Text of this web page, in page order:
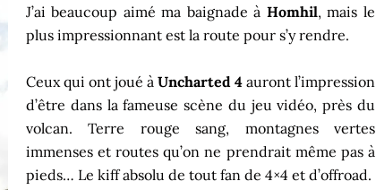
J’ai beaucoup aimé ma baignade à Homhil, mais le
plus impressionnant est la route pour s’y rendre.
Ceux qui ont joué à Uncharted 4auront l’impression
d’être dans la fameuse scène du jeu vidéo, près du
volcan. Terre rouge sang, montagnes vertes
immenses et routes qu’on ne prendrait même pas à
pieds… Le kiff absolu de tout fan de 4×4 et d’offroad.